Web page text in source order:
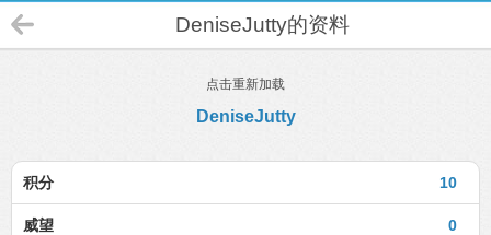
DeniseJutty的资料
点击重新加载
DeniseJutty
10
积分
0
威望